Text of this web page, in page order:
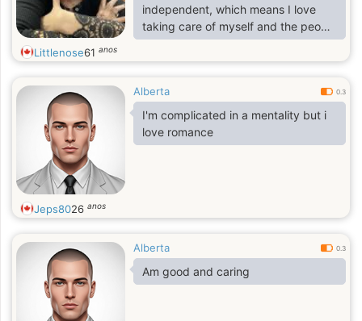
independent, which means I love
taking care of myself and the people
that I love.
Littlenose61 anos
Alberta 0.3
I'm complicated in a mentality but i
love romance
Jeps8026 anos
Alberta 0.3
Am good and caring